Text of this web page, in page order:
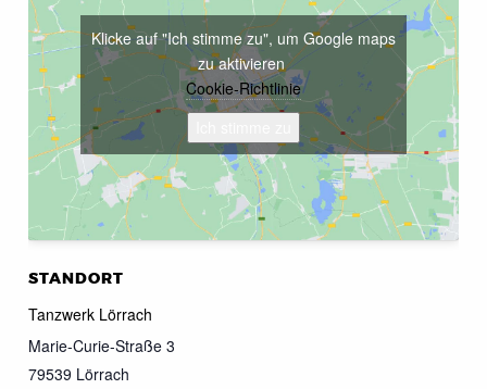
STANDORT
Tanzwerk Lörrach
Marie-Curie-Straße 3
79539 Lörrach
Klicke auf "Ich stimme zu", um Google maps
zu aktivieren
Cookie-Richtlinie